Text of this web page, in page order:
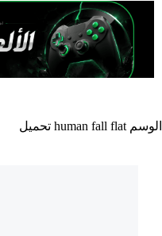
التجاوز
المحتوى
الوسم